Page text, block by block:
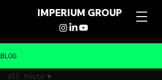
IMPERIUM GROUP
BLOG
All Posts